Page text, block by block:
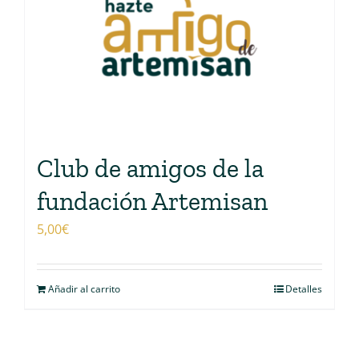
Club de amigos de la
fundación Artemisan
5,00€
Añadir al carrito Detalles